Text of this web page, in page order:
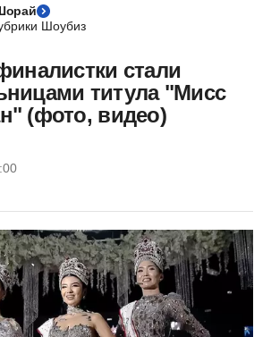
Шоубиз
стали
титула "Мисс
(фото, видео)